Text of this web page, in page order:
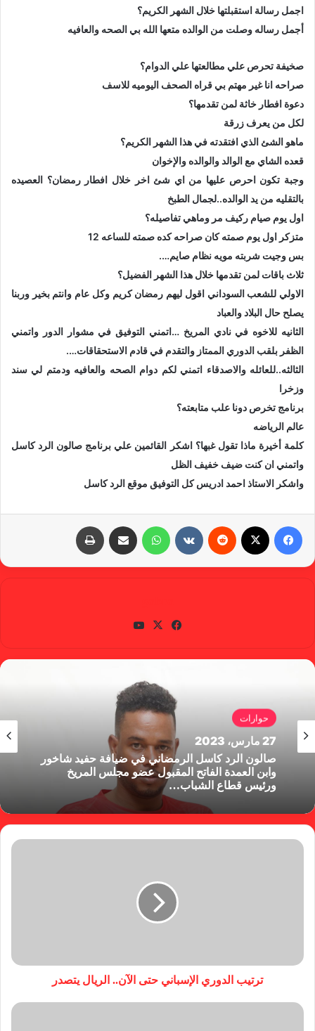
اجمل رسالة استقبلتها خلال الشهر الكريم؟
أجمل رساله وصلت من الوالده متعها الله بي الصحه والعافيه
صخيفة تحرص علي مطالعتها علي الدوام؟
صراحه انا غير مهتم بي قراه الصحف اليوميه للاسف
دعوة افطار خاثة لمن تقدمها؟
لكل من يعرف زرقة
ماهو الشئ الذي افتقدته في هذا الشهر الكريم؟
قعده الشاي مع الوالد والوالده والإخوان
وجبة تكون احرص عليها من اي شئ اخر خلال افطار رمضان؟ العصيده
بالتقليه من يد الوالده..لجمال الطبخ
اول يوم صيام ركيف مر وماهي تفاصيله؟
متزكر اول يوم صمته كان صراحه كده صمته للساعه 12
بس وجيت شربته مويه نظام صايم….
ثلاث باقات لمن تقدمها خلال هذا الشهر الفضيل؟
الاولي للشعب السوداني اقول ليهم رمضان كريم وكل عام وانتم بخير وربنا
يصلح حال البلاد والعباد
الثانيه للاخوه في نادي المريخ …اتمني التوفيق في مشوار الدور واتمني
الظفر بلقب الدوري الممتاز والتقدم في قادم الاستحقاقات….
الثالثه..للعائله والاصدقاء اتمني لكم دوام الصحه والعافيه ودمتم لي سند
وزخرا
برنامج تخرص دونا علب متابعته؟
عالم الرياضه
كلمة أخيرة ماذا تقول غبها؟ اشكر القائمين علي برنامج صالون الرد كاسل
واتمني ان كنت ضيف خفيف الظل
واشكر الاستاذ احمد ادريس كل التوفيق موقع الرد كاسل
واتساب
في
وك
X
حوارات
27 مارس، 2023
صالون الرد كاسل الرمضاني في ضيافة حفيد شاخور
وابن العمدة الفاتح المقبول عضو مجلس المريخ
ورئيس قطاع الشباب…
ترتيب الدوري الإسباني حتى الآن.. الريال يتصدر